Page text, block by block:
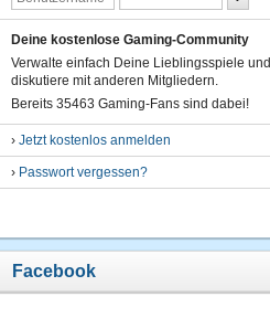
Deine kostenlose Gaming-Community
Verwalte einfach Deine Lieblingsspiele und
diskutiere mit anderen Mitgliedern.
Bereits 35463 Gaming-Fans sind dabei!
› Jetzt kostenlos anmelden
› Passwort vergessen?
Facebook